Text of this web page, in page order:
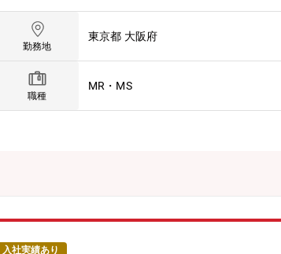
み■実行計画のKPI・マイルストーンを設定し、PDCA
の最大化 ■上記を通じて、販売目標の達成に導く
勤務地
東京都 大阪府
職種
MR・MS
入社実績あり